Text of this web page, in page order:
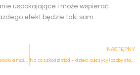
uspokajające i może wspierać
efekt będzie taki sam.
Jak smakuje pyłek pszczeli – gorzki, słodki, a może orzechowy?
NASTĘPNY
Na co szkodzi miód – dzieci, cukrzycy i osoby starsze